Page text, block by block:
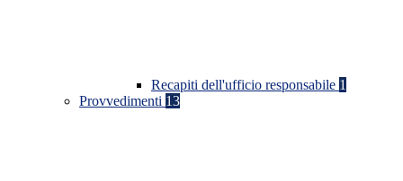
Recapiti dell'ufficio responsabile 1
Provvedimenti 13